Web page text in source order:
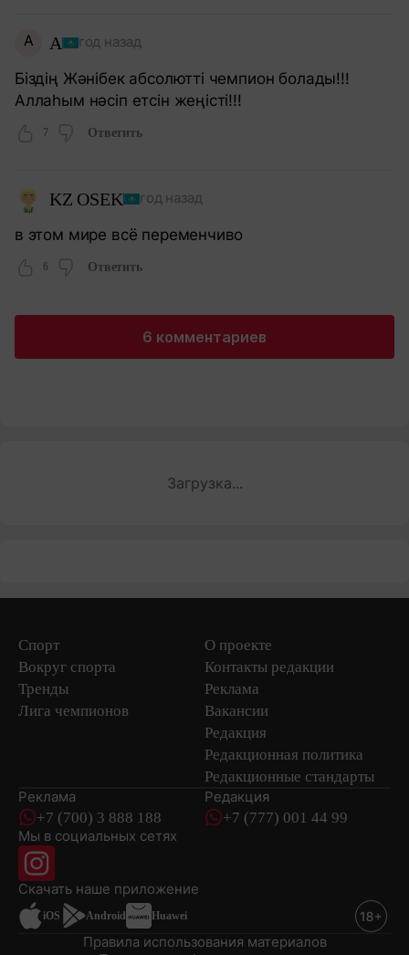
А А год назад
Біздің Жәнібек абсолютті чемпион болады!!!
Аллаһым нәсіп етсін жеңісті!!!
7 Ответить
KZ OSEK год назад
в этом мире всё переменчиво
6 Ответить
6 комментариев
Загрузка...
Спорт
Вокруг спорта
Тренды
Лига чемпионов
О проекте
Контакты редакции
Реклама
Вакансии
Редакция
Редакционная политика
Редакционные стандарты
Реклама
+7 (700) 3 888 188
Редакция
+7 (777) 001 44 99
Мы в социальных сетях
Скачать наше приложениеновостей
iOS Android Huawei
Правила использования материалов